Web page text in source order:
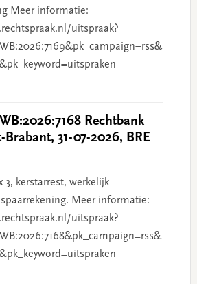
Meer informatie:
uitspraak?
Rechtbank
Brabant, 31-07-2026, BRE
3, kerstarrest, werkelijk
Meer informatie:
uitspraak?